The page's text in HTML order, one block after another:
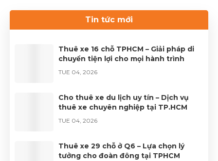
dịch vụ thuê xe uy tín, hãy liên hệ với Thuê xe Phong
Cảnh để được phục vụ tốt nhất.Liên hệ 0899 78
Tin tức mới
Thuê xe 16 chỗ TPHCM – Giải pháp di
chuyển tiện lợi cho mọi hành trình
TUE 04, 2026
Cho thuê xe du lịch uy tín – Dịch vụ
thuê xe chuyên nghiệp tại TP.HCM
TUE 04, 2026
Thuê xe 29 chỗ ở Q6 – Lựa chọn lý
tưởng cho đoàn đông tại TPHCM